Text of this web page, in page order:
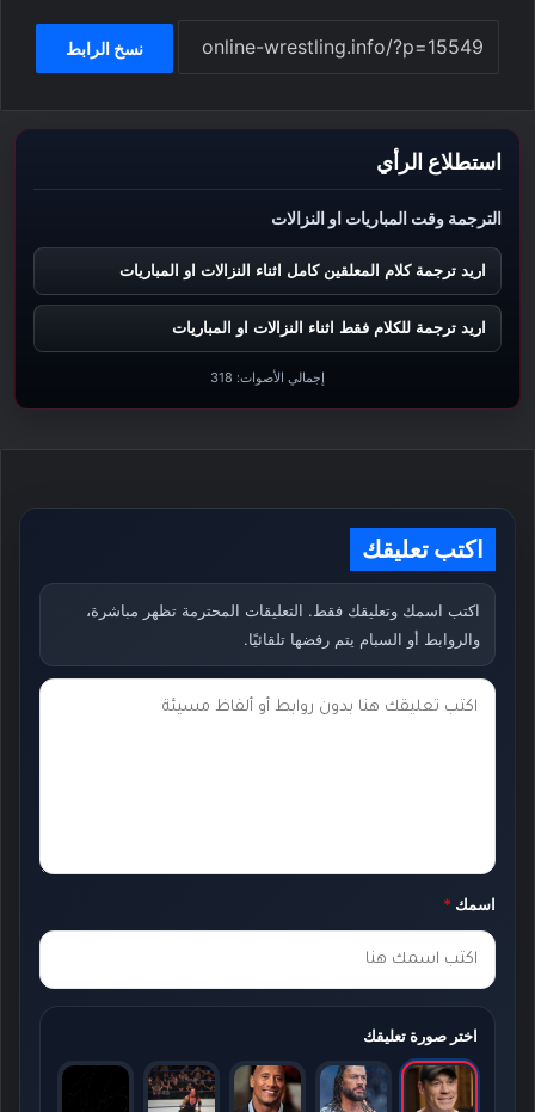
نسخ الرابط
استطلاع الرأي
الترجمة وقت المباريات او النزالات
اريد ترجمة كلام المعلقين كامل اثناء النزالات او المباريات
اريد ترجمة للكلام فقط اثناء النزالات او المباريات
إجمالي الأصوات: 318
اكتب تعليقك
اكتب اسمك وتعليقك فقط. التعليقات المحترمة تظهر مباشرة،
والروابط أو السبام يتم رفضها تلقائيًا.
ت
ك
*
اسمك *
اختر صورة تعليقك